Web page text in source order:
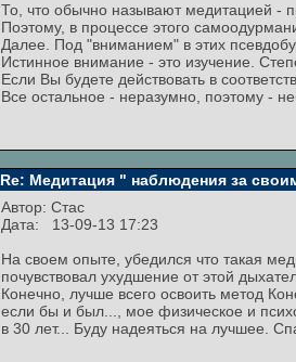
То, что обычно называют медитацией -
Поэтому, в процессе этого
Далее. Под "вниманием" в этих
Истинное внимание - это изучение.
Если Вы будете действовать в
Все остальное - неразумно, поэтому -
Re: Медитация " наблюдения за
Автор: Стас
Дата: 13-09-13 17:23
На своем опыте, убедился что такая
почувствовал ухудшение от этой
Конечно, лучше всего освоить метод
если бы и был..., мое физическое и
в 30 лет... Буду надеяться на лучшее.